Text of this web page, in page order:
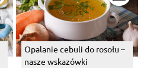
Opalanie cebuli do rosołu –
nasze wskazówki